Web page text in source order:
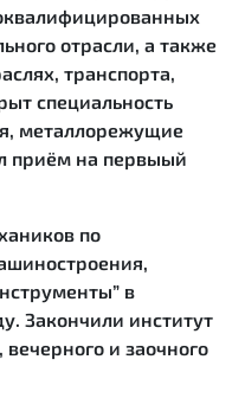
отрасли, а также
транспорта,
специальность
металлорежущие
приём на первыый
по
в
Закончили институт
вечерного и заочного